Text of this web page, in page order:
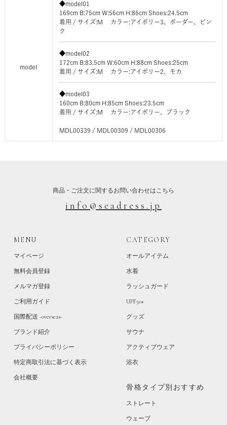
model
◆model01
169cm B:75cm W:56cm H:86cm Shoes:24.5cm
着用 / サイズ:M カラー:アイボリー3、ボーダー、ピン
ク
◆model02
172cm B:83.5cm W:60cm H:88cm Shoes:25cm
着用 / サイズ:M カラー:アイボリー2、モカ
◆model03
160cm B:80cm H:85cm Shoes:23.5cm
着用 / サイズ:M カラー:アイボリー、ブラック
MDL00339 / MDL00309 / MDL00306
商品・ご注文に関するお問い合わせはこちら
info@seadress.jp
MENU
マイページ
無料会員登録
メルマガ登録
ご利用ガイド
国際配送 -overseas-
ブランド紹介
プライバシーポリシー
特定商取引法に基づく表示
会社概要
CATEGORY
オールアイテム
水着
ラッシュガード
UPF50+
グッズ
サウナ
アクティブウェア
浴衣
骨格タイプ別おすすめ
ストレート
ウェーブ